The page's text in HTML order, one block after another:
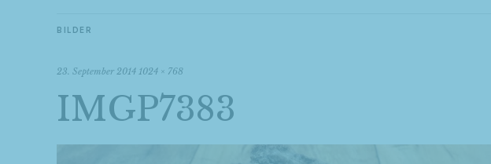
BILDER
23. September 2014 1024 × 768
IMGP7383